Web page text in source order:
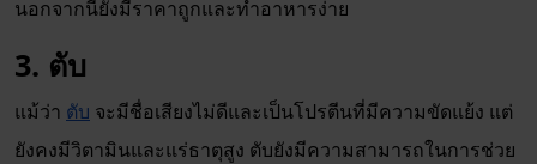
นอกจากนี้ยังมีราคาถูกและทำอาหารง่าย
3. ตับ
แม้ว่า ตับ จะมีชื่อเสียงไม่ดีและเป็นโปรตีนที่มีความขัดแย้ง แต่
ยังคงมีวิตามินและแร่ธาตุสูง ตับยังมีความสามารถในการช่วย